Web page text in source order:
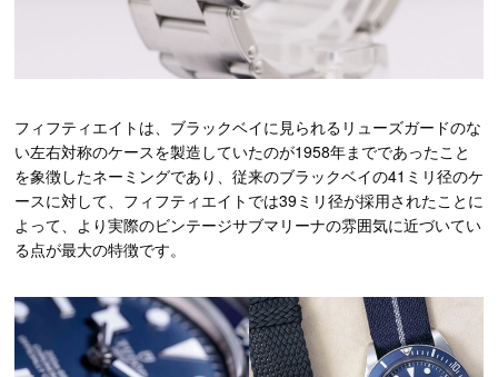
フィフティエイトは、ブラックベイに見られるリューズガードのな
い左右対称のケースを製造していたのが1958年までであったこと
を象徴したネーミングであり、従来のブラックベイの41ミリ径のケ
ースに対して、フィフティエイトでは39ミリ径が採用されたことに
よって、より実際のビンテージサブマリーナの雰囲気に近づいてい
る点が最大の特徴です。